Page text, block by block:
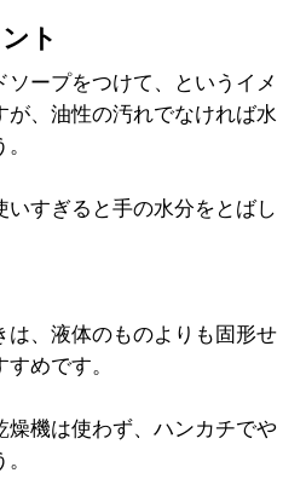
ト
ープをつけて、というイメ
が、油性の汚れでなければ水
いすぎると手の水分をとばし
は、液体のものよりも固形せ
めです。
燥機は使わず、ハンカチでや